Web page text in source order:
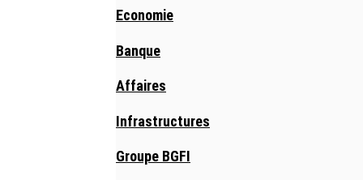
Economie
Banque
Affaires
Infrastructures
Groupe BGFI